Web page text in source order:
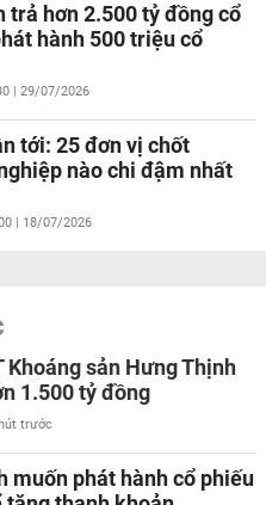
trả hơn 2.500 tỷ đồng cổ
hành 500 triệu cổ
| 29/07/2026
tới: 25 đơn vị chốt
nào chi đậm nhất
| 18/07/2026
Khoáng sản Hưng Thịnh
1.500 tỷ đồng
trước
muốn phát hành cổ phiếu